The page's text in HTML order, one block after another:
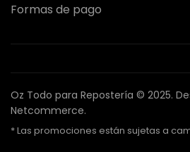
Formas de pago
Oz Todo para Repostería © 2025.
Netcommerce.
* Las promociones están sujetas a